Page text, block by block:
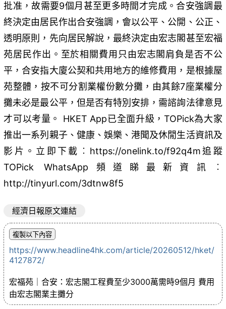
批准，故需要9個月甚至更多時間才完成。合安強調最
終決定由居民作出合安強調，會以公平、公開、公正、
透明原則，先向居民解說，最終決定由宏志閣甚至宏福
苑居民作出。至於相關費用只由宏志閣肩負是否不公
平，合安指大廈公契和共用地方的維修費用，是根據屋
苑整體，按不可分割業權份數分攤，由其餘7座業權分
攤未必是最公平，但是否有特別安排，需諮詢法律意見
才可以考量。 HKET App已全面升級，TOPick為大家
推出一系列親子、健康、娛樂、港聞及休閒生活資訊及
影片。立即下載︰https://onelink.to/f92q4m追蹤
TOPick WhatsApp頻道睇最新資訊︰
http://tinyurl.com/3dtnw8f5
經濟日報原文連結
https://www.headline4hk.com/article/20260512/hket/
4127872/
宏福苑｜合安：宏志閣工程費至少3000萬需時9個月 費用
由宏志閣業主攤分